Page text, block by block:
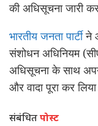
की अधिसूचना जारी
भारतीय जनता पार्टीने
संशोधन अधिनियम
अधिसूचना के साथ
और वादा पूरा कर
संबंधितपोस्ट